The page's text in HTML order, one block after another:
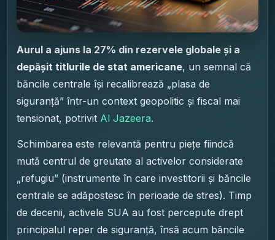
Aurul a ajuns la 27% din rezervele globale și a
depășit titlurile de stat americane, un semnal că
băncile centrale își recalibrează „plasa de
siguranță” într-un context geopolitic și fiscal mai
tensionat, potrivit Al Jazeera.
Schimbarea este relevantă pentru piețe fiindcă
mută centrul de greutate al activelor considerate
„refugiu” (instrumente în care investitorii și băncile
centrale se adăpostesc în perioade de stres). Timp
de decenii, activele SUA au fost percepute drept
principalul reper de siguranță, însă acum băncile